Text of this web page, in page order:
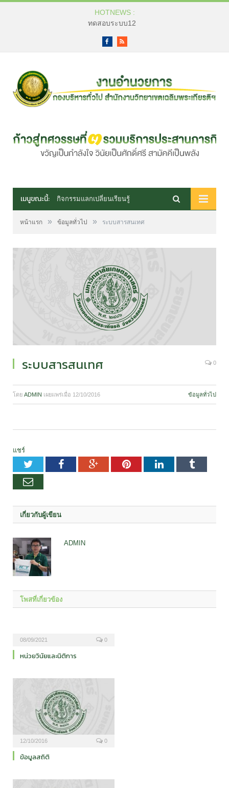
HOTNEWS :
ทดสอบระบบ12
FacebookRSS
เมนูขณะนี้: กิจกรรมแลกเปลี่ยนเรียนรู้
หน้าแรก » ข้อมูลทั่วไป » ระบบสารสนเทศ
ระบบสารสนเทศ 0
โดย ADMIN เผยแพร่เมื่อ 12/10/2016 ข้อมูลทั่วไป
แชร์
TwitterFacebookGoogle+PinterestLinkedInTumblr
อีเมล
เกี่ยวกับผู้เขียน
ADMIN
โพสที่เกี่ยวข้อง
08/09/2021 0
หน่วยวินัยและนิติการ
12/10/2016 0
ข้อมูลสถิติ